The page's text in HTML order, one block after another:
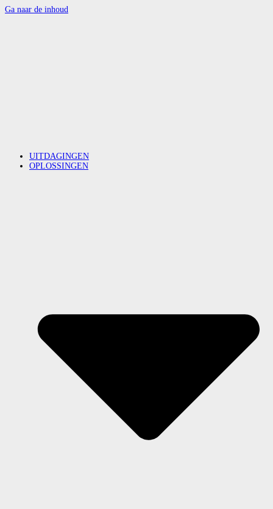
Ga naar de inhoud
UITDAGINGEN
OPLOSSINGEN